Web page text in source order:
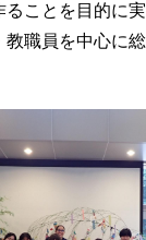
ることを目的に
教職員を中心に